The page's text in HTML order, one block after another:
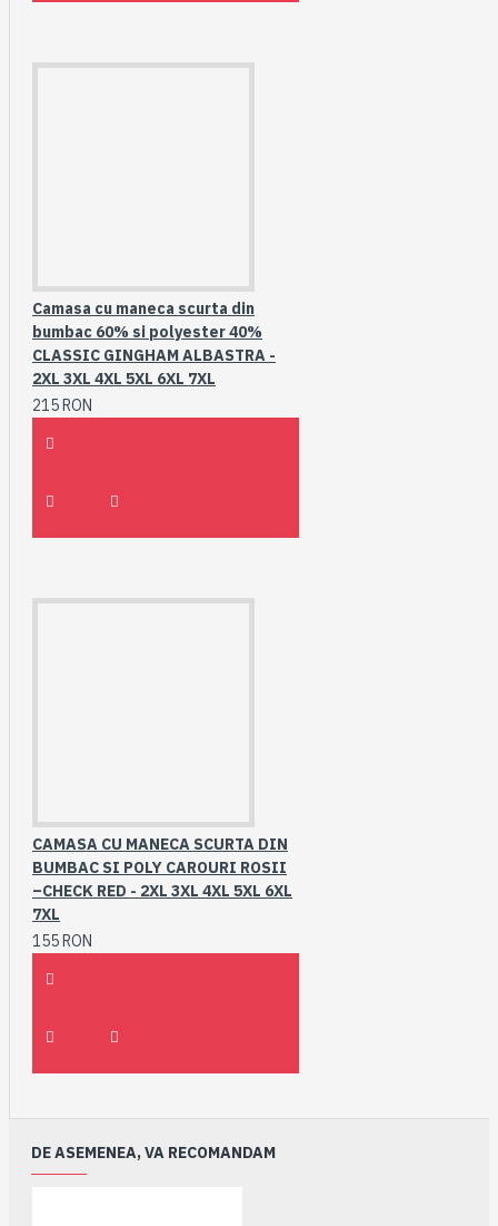
Camasa cu maneca scurta din
bumbac 60% si polyester 40%
CLASSIC GINGHAM ALBASTRA -
2XL 3XL 4XL 5XL 6XL 7XL
215 RON
CAMASA CU MANECA SCURTA DIN
BUMBAC SI POLY CAROURI ROSII
–CHECK RED - 2XL 3XL 4XL 5XL 6XL
7XL
155 RON
DE ASEMENEA, VA RECOMANDAM